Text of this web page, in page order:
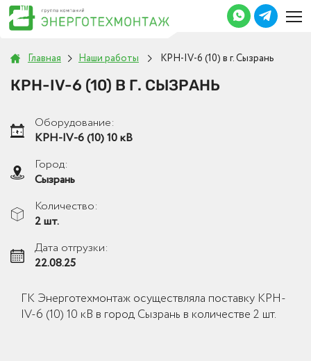
Главная Наши работы КРН-IV-6 (10) в г. Сызрань
КРН-IV-6 (10) В Г. СЫЗРАНЬ
Оборудование:
КРН-IV-6 (10) 10 кВ
Город:
Сызрань
Количество:
2 шт.
Дата отгрузки:
22.08.25
ГК Энерготехмонтаж осуществляла поставку КРН-
IV-6 (10) 10 кВ в город Сызрань в количестве 2 шт.